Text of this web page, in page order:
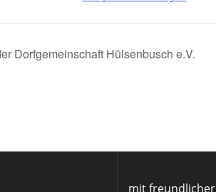
Dorfgemeinschaft Hülsenbusch e.V.
mit freundlicher